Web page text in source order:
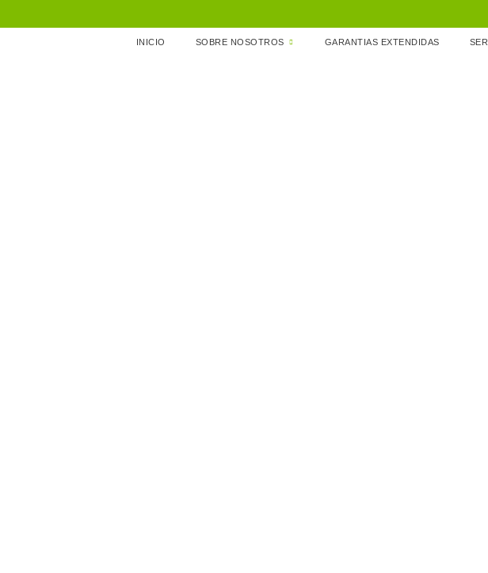
INICIO SOBRE NOSOTROS GARANTIAS EXTENDIDAS